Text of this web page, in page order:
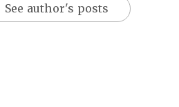
See author's posts